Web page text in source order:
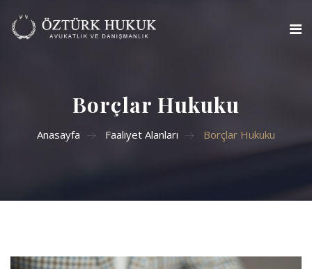
Hakkımızda
Faaliyet Alanlarımız
Borçlar Hukuku
Anasayfa Faaliyet Alanları Borçlar Hukuku